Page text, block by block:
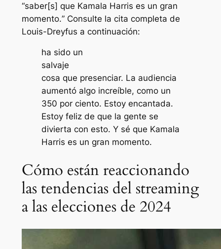
“saber[s] que Kamala Harris es un gran
momento.” Consulte la cita completa de
Louis-Dreyfus a continuación:
ha sido un
salvaje
cosa que presenciar. La audiencia
aumentó algo increíble, como un
350 por ciento. Estoy encantada.
Estoy feliz de que la gente se
divierta con esto. Y sé que Kamala
Harris es un gran momento.
Cómo están reaccionando
las tendencias del streaming
a las elecciones de 2024